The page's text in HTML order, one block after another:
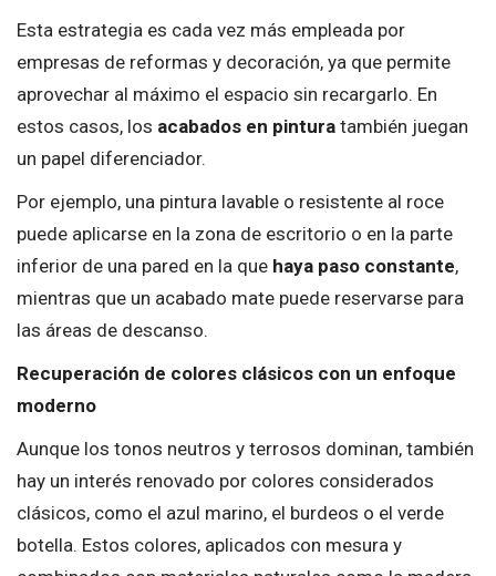
Esta estrategia es cada vez más empleada por
empresas de reformas y decoración, ya que permite
aprovechar al máximo el espacio sin recargarlo. En
estos casos, los acabados en pintura también juegan
un papel diferenciador.
Por ejemplo, una pintura lavable o resistente al roce
puede aplicarse en la zona de escritorio o en la parte
inferior de una pared en la que haya paso constante,
mientras que un acabado mate puede reservarse para
las áreas de descanso.
Recuperación de colores clásicos con un enfoque
moderno
Aunque los tonos neutros y terrosos dominan, también
hay un interés renovado por colores considerados
clásicos, como el azul marino, el burdeos o el verde
botella. Estos colores, aplicados con mesura y